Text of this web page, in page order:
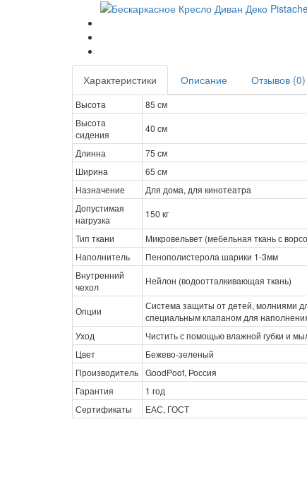
Характеристики Описание Отзывов (0)
Высота
85 см
Высота
сидения
40 см
Длинна
75 см
Ширина
65 см
Назначение
Для дома, для кинотеатра
Допустимая
нагрузка
150 кг
Тип ткани
Микровельвет (мебельная ткань с
Наполнитель
Пенополистерола шарики 1-3мм
Внутренний
чехол
Нейлон (водоотталкивающая ткань)
Опции
Система защиты от детей, молниями
специальным клапаном для
Уход
Чистить с помощью влажной губки и
Цвет
Бежево-зеленый
Производитель GoodPoof, Россия
Гарантия
1 год
Сертификаты
ЕАС, ГОСТ